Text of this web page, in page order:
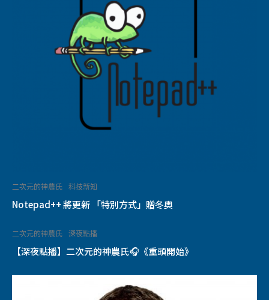
二次元的神農氏 科技新知
Notepad++ 將更新 「特別方式」贈冬奧
二次元的神農氏 深夜點播
【深夜點播】二次元的神農氏🎧《重頭開始》